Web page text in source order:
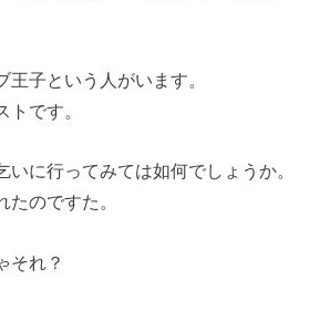
王子という人がいます。
トです。
いに行ってみては如何でしょうか。
たのですた。
それ？